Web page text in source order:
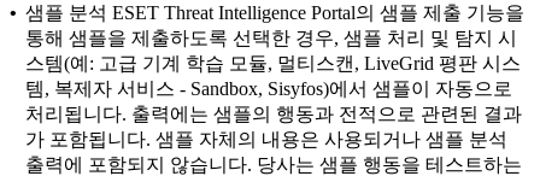
• 샘플 분석 ESET Threat Intelligence Portal의 샘플 제출 기능을
통해 샘플을 제출하도록 선택한 경우, 샘플 처리 및 탐지 시
스템(예: 고급 기계 학습 모듈, 멀티스캔, LiveGrid 평판 시스
템, 복제자 서비스 - Sandbox, Sisyfos)에서 샘플이 자동으로
처리됩니다. 출력에는 샘플의 행동과 전적으로 관련된 결과
가 포함됩니다. 샘플 자체의 내용은 사용되거나 샘플 분석
출력에 포함되지 않습니다. 당사는 샘플 행동을 테스트하는